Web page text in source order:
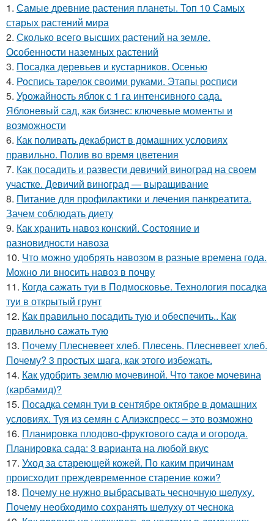
1. Самые древние растения планеты. Топ 10 Самых
старых растений мира
2. Сколько всего высших растений на земле.
Особенности наземных растений
3. Посадка деревьев и кустарников. Осенью
4. Роспись тарелок своими руками. Этапы росписи
5. Урожайность яблок с 1 га интенсивного сада.
Яблоневый сад, как бизнес: ключевые моменты и
возможности
6. Как поливать декабрист в домашних условиях
правильно. Полив во время цветения
7. Как посадить и развести девичий виноград на своем
участке. Девичий виноград — выращивание
8. Питание для профилактики и лечения панкреатита.
Зачем соблюдать диету
9. Как хранить навоз конский. Состояние и
разновидности навоза
10. Что можно удобрять навозом в разные времена года.
Можно ли вносить навоз в почву
11. Когда сажать туи в Подмосковье. Технология посадка
туи в открытый грунт
12. Как правильно посадить тую и обеспечить.. Как
правильно сажать тую
13. Почему Плесневеет хлеб. Плесень. Плесневеет хлеб.
Почему? 3 простых шага, как этого избежать.
14. Как удобрить землю мочевиной. Что такое мочевина
(карбамид)?
15. Посадка семян туи в сентябре октябре в домашних
условиях. Туя из семян с Алиэкспресс – это возможно
16. Планировка плодово-фруктового сада и огорода.
Планировка сада: 3 варианта на любой вкус
17. Уход за стареющей кожей. По каким причинам
происходит преждевременное старение кожи?
18. Почему не нужно выбрасывать чесночную шелуху.
Почему необходимо сохранять шелуху от чеснока